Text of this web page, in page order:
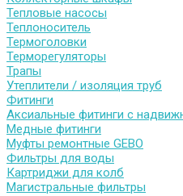
Тепловые насосы
Теплоноситель
Термоголовки
Терморегуляторы
Трапы
Утеплители / изоляция труб
Фитинги
Аксиальные фитинги с
Медные фитинги
Муфты ремонтные GEBO
Фильтры для воды
Картриджи для колб
Магистральные фильтры